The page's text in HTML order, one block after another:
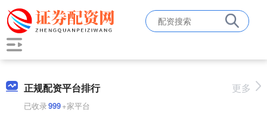
正规配资平台排行
已收录999+家平台
更多